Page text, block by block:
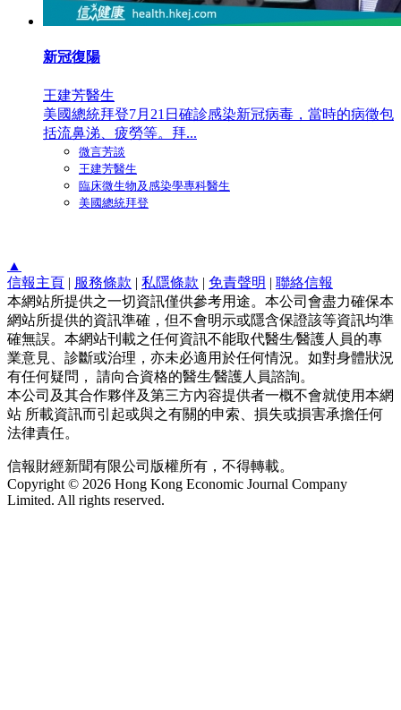
新冠復陽
王建芳醫生
美國總統拜登7月21日確診感染新冠病毒，當時的病徵包
括流鼻涕、疲勞等。拜...
微言芳談
王建芳醫生
臨床微生物及感染學專科醫生
美國總統拜登
▲
信報主頁 | 服務條款 | 私隱條款 | 免責聲明 | 聯絡信報
本網站所提供之一切資訊僅供參考用途。本公司會盡力確保本
網站所提供的資訊準確，但不會明示或隱含保證該等資訊均準
確無誤。本網站刊載之任何資訊不能取代醫生∕醫護人員的專
業意見、診斷或治理，亦未必適用於任何情況。如對身體狀況
有任何疑問， 請向合資格的醫生∕醫護人員諮詢。
本公司及其合作夥伴及第三方內容提供者一概不會就使用本網
站 所載資訊而引起或與之有關的申索、損失或損害承擔任何
法律責任。
信報財經新聞有限公司版權所有，不得轉載。
Copyright © 2026 Hong Kong Economic Journal Company
Limited. All rights reserved.